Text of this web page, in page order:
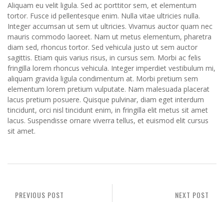
Aliquam eu velit ligula. Sed ac porttitor sem, et elementum
tortor. Fusce id pellentesque enim. Nulla vitae ultricies nulla.
Integer accumsan ut sem ut ultricies. Vivamus auctor quam nec
mauris commodo laoreet. Nam ut metus elementum, pharetra
diam sed, rhoncus tortor. Sed vehicula justo ut sem auctor
sagittis. Etiam quis varius risus, in cursus sem. Morbi ac felis
fringilla lorem rhoncus vehicula. Integer imperdiet vestibulum mi,
aliquam gravida ligula condimentum at. Morbi pretium sem
elementum lorem pretium vulputate. Nam malesuada placerat
lacus pretium posuere. Quisque pulvinar, diam eget interdum
tincidunt, orci nisl tincidunt enim, in fringilla elit metus sit amet
lacus. Suspendisse ornare viverra tellus, et euismod elit cursus
sit amet.
NEXT POST
PREVIOUS POST